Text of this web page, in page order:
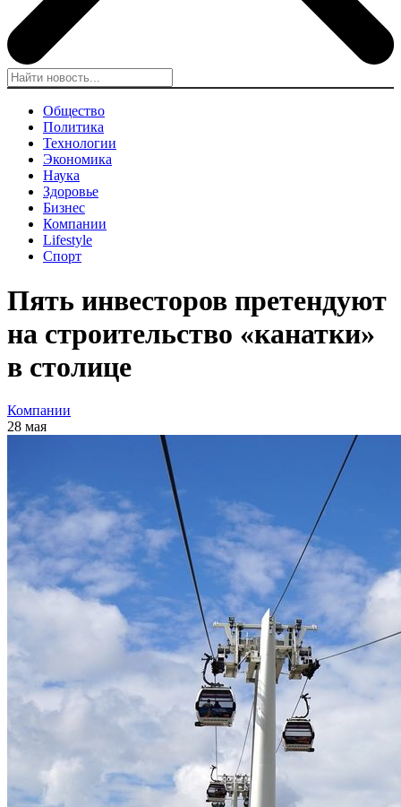
Общество
Политика
Технологии
Экономика
Наука
Здоровье
Бизнес
Компании
Lifestyle
Спорт
Пять инвесторов претендуют
на строительство «канатки»
в столице
Компании
28 мая